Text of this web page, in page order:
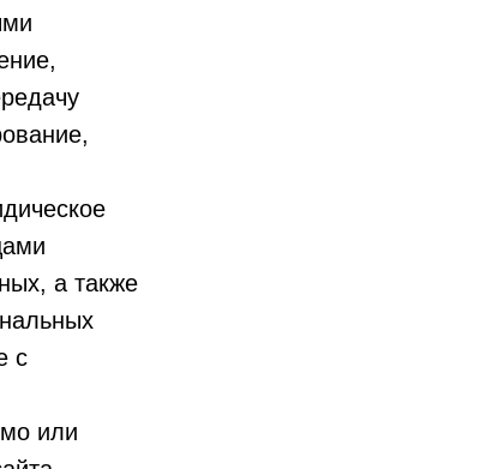
а также
с
или